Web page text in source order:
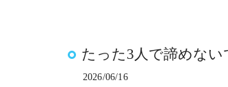
たった3人で諦めない
2026/06/16